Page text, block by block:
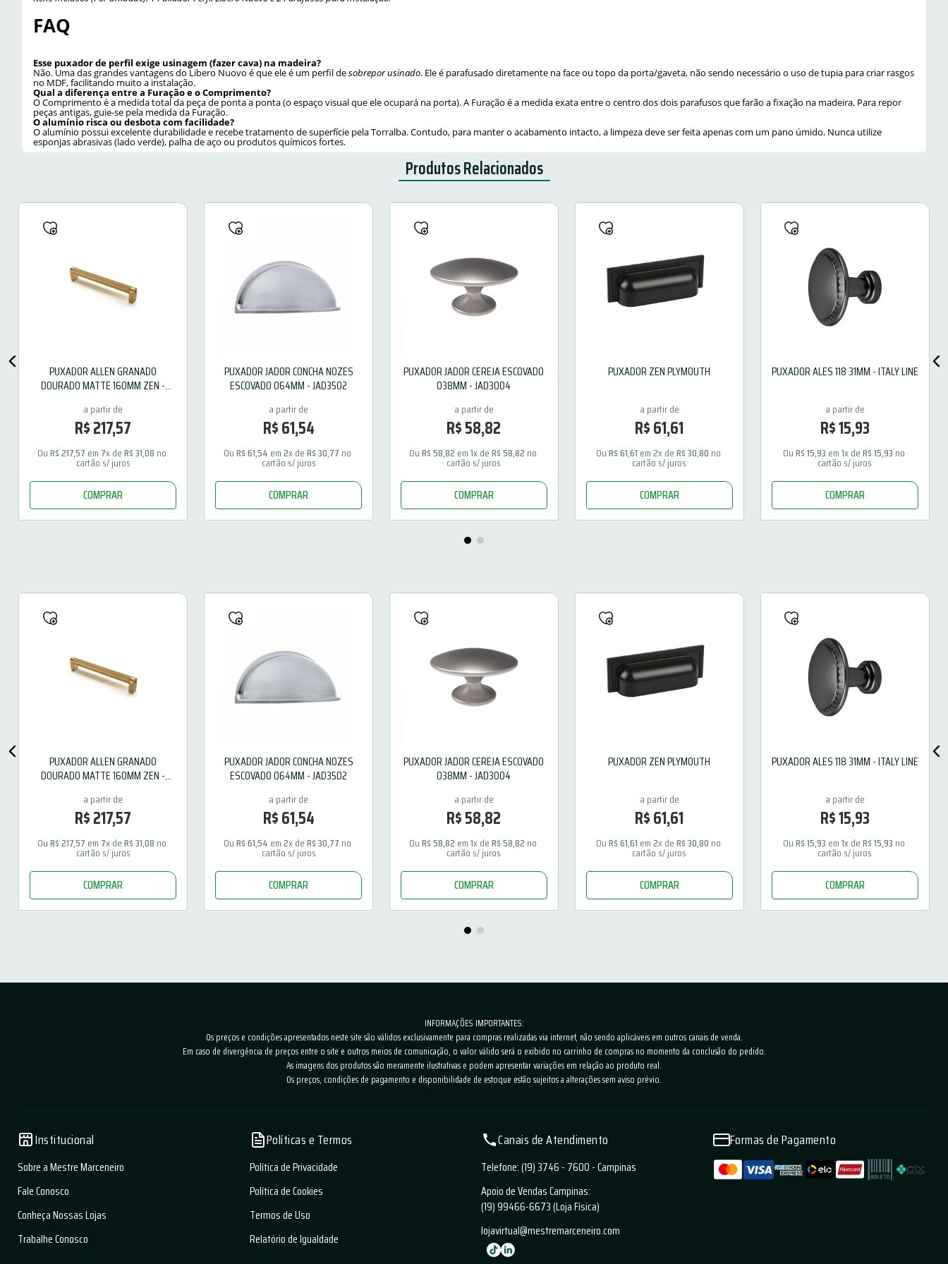
FAQ
Esse puxador de perfil exige usinagem (fazer cava) na madeira?
Não. Uma das grandes vantagens do Libero Nuovo é que ele é um perfil desobrepor usinado. Ele é parafusado diretamente na face ou topo da porta/gaveta, não sendo necessário o uso de tupia para criar rasgos
no MDF, facilitando muito a instalação.
Qual a diferença entre a Furação e o Comprimento?
O Comprimento é a medida total da peça de ponta a ponta (o espaço visual que ele ocupará na porta). A Furação é a medida exata entre o centro dos dois parafusos que farão a fixação na madeira. Para repor
peças antigas, guie-se pela medida da Furação.
O alumínio risca ou desbota com facilidade?
O alumínio possui excelente durabilidade e recebe tratamento de superfície pela Torralba. Contudo, para manter o acabamento intacto, a limpeza deve ser feita apenas com um pano úmido. Nunca utilize
esponjas abrasivas (lado verde), palha de aço ou produtos químicos fortes.
Produtos Relacionados
PUXADOR ALLEN GRANADO
DOURADO MATTE 160MM ZEN -
R$217,57
Ou R$217,57 em 7x de R$31,08 no
cartão s/ juros
COMPRAR
PUXADOR JADOR CONCHA NOZES
ESCOVADO 064MM - JAD3502
R$61,54
Ou R$61,54 em 2x de R$30,77 no
cartão s/ juros
COMPRAR
PUXADOR JADOR CEREJA ESCOVADO
038MM - JAD3004
R$58,82
Ou R$58,82 em 1x de R$58,82 no
cartão s/ juros
COMPRAR
PUXADOR ZEN PLYMOUTH
R$61,61
Ou R$61,61 em 2x de R$30,80 no
cartão s/ juros
COMPRAR
PUXADOR ALES 118 31MM - ITALY LINE
R$15,93
Ou R$15,93 em 1x de R$15,93 no
cartão s/ juros
COMPRAR
PUXADOR ALLEN GRANADO
DOURADO MATTE 160MM ZEN -
R$217,57
Ou R$217,57 em 7x de R$31,08 no
cartão s/ juros
COMPRAR
PUXADOR JADOR CONCHA NOZES
ESCOVADO 064MM - JAD3502
R$61,54
Ou R$61,54 em 2x de R$30,77 no
cartão s/ juros
COMPRAR
PUXADOR JADOR CEREJA ESCOVADO
038MM - JAD3004
R$58,82
Ou R$58,82 em 1x de R$58,82 no
cartão s/ juros
COMPRAR
PUXADOR ZEN PLYMOUTH
R$61,61
Ou R$61,61 em 2x de R$30,80 no
cartão s/ juros
COMPRAR
PUXADOR ALES 118 31MM - ITALY LINE
R$15,93
Ou R$15,93 em 1x de R$15,93 no
cartão s/ juros
COMPRAR
INFORMAÇÕES IMPORTANTES:
Os preços e condições apresentados neste site são válidos exclusivamente para compras realizadas via internet, não sendo aplicáveis em outros canais de venda.
Em caso de divergência de preços entre o site e outros meios de comunicação, o valor válido será o exibido no carrinho de compras no momento da conclusão do pedido.
As imagens dos produtos são meramente ilustrativas e podem apresentar variações em relação ao produto real.
Os preços, condições de pagamento e disponibilidade de estoque estão sujeitos a alterações sem aviso prévio.
Institucional
Sobre a Mestre Marceneiro
Fale Conosco
Conheça Nossas Lojas
Trabalhe Conosco
Políticas e Termos
Política de Privacidade
Política de Cookies
Termos de Uso
Relatório de Igualdade
Canais de Atendimento
Telefone: (19) 3746 - 7600 - Campinas
Apoio de Vendas Campinas:
(19) 99466-6673 (Loja Física)
lojavirtual@mestremarceneiro.com
Formas de Pagamento